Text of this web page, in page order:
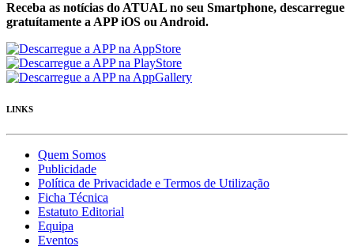
Receba as notícias do ATUAL no seu Smartphone, descarregue
gratuítamente a APP iOS ou Android.
LINKS
Quem Somos
Publicidade
Política de Privacidade e Termos de Utilização
Ficha Técnica
Estatuto Editorial
Equipa
Eventos